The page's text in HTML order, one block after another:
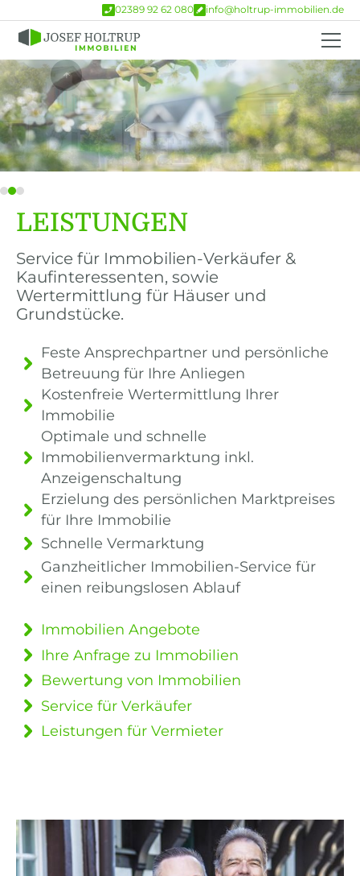
02389 92 62 080 info@holtrup-immobilien.de
LEISTUNGEN
Service für Immobilien-Verkäufer &
Kaufinteressenten, sowie
Wertermittlung für Häuser und
Grundstücke.
Feste Ansprechpartner und persönliche
Betreuung für Ihre Anliegen
Kostenfreie Wertermittlung Ihrer
Immobilie
Optimale und schnelle
Immobilienvermarktung inkl.
Anzeigenschaltung
Erzielung des persönlichen Marktpreises
für Ihre Immobilie
Schnelle Vermarktung
Ganzheitlicher Immobilien-Service für
einen reibungslosen Ablauf
Immobilien Angebote
Ihre Anfrage zu Immobilien
Bewertung von Immobilien
Service für Verkäufer
Leistungen für Vermieter